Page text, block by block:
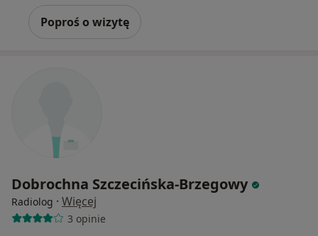
Poproś o wizytę
Dobrochna Szczecińska-Brzegowy
Radiolog · Więcej
3 opinie